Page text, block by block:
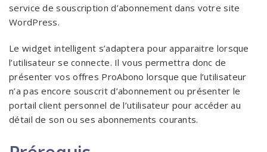
service de souscription d’abonnement dans votre site
WordPress.
Le widget intelligent s’adaptera pour apparaitre lorsque
l’utilisateur se connecte. Il vous permettra donc de
présenter vos offres ProAbono lorsque que l’utilisateur
n’a pas encore souscrit d’abonnement ou présenter le
portail client personnel de l’utilisateur pour accéder au
détail de son ou ses abonnements courants.